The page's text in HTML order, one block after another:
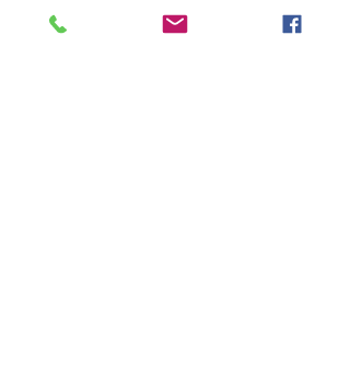
R. da Zona Industrial fase 2 pav. #9
4935-232 Neiva